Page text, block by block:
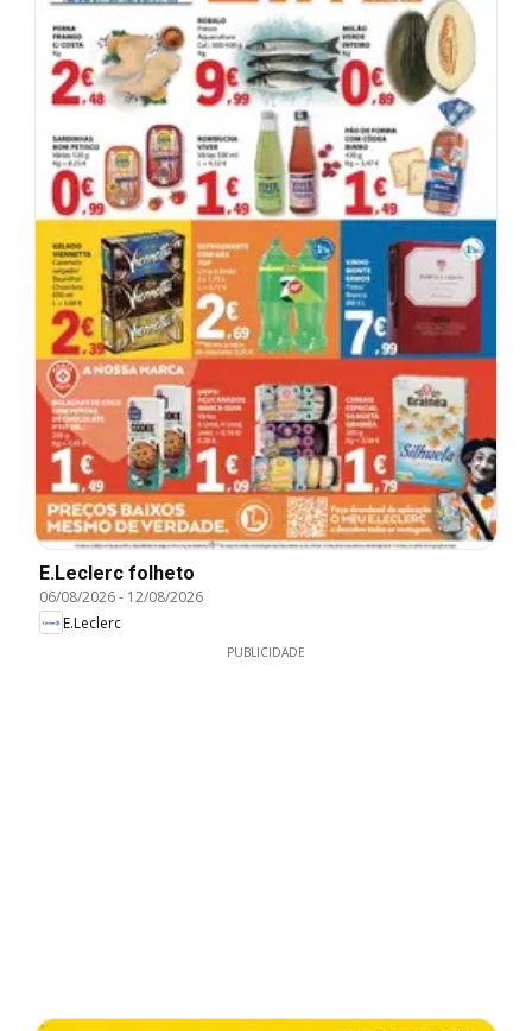
E.Leclerc folheto
06/08/2026- 12/08/2026
E.Leclerc
PUBLICIDADE